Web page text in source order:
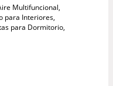
Multifuncional,
para Interiores,
para Dormitorio,